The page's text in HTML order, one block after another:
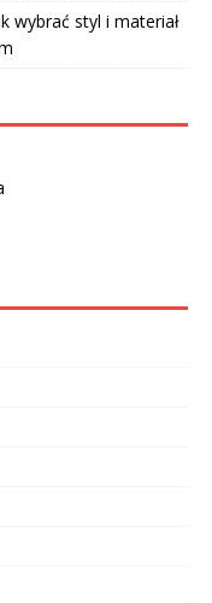
wybrać styl i materiał